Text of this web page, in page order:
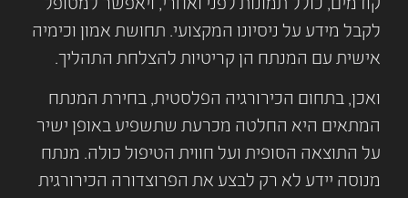
קודמים, כולל תמונות לפני ואחרי, ויאפשר למטופל
לקבל מידע על ניסיונו המקצועי. תחושת אמון וכימיה
אישית עם המנתח הן קריטיות להצלחת התהליך.
ואכן, בתחום הכירורגיה הפלסטית, בחירת המנתח
המתאים היא החלטה מכרעת שתשפיע באופן ישיר
על התוצאה הסופית ועל חווית הטיפול כולה. מנתח
מנוסה יידע לא רק לבצע את הפרוצדורה הכירורגית